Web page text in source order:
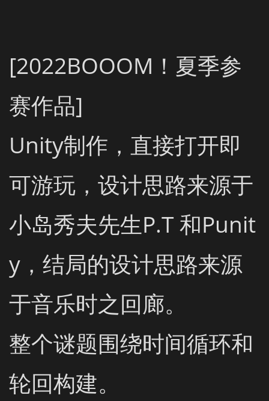
[2022BOOOM！夏季参
赛作品]
Unity制作，直接打开即
可游玩，设计思路来源于
小岛秀夫先生P.T 和Punit
y，结局的设计思路来源
于音乐时之回廊。
整个谜题围绕时间循环和
轮回构建。